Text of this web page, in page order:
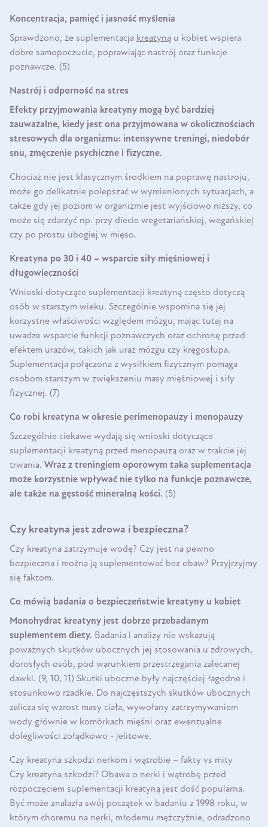
Koncentracja, pamięć i jasność myślenia
Sprawdzono, że suplementacja kreatyną u kobiet wspiera
dobre samopoczucie, poprawiając nastrój oraz funkcje
poznawcze. (5)
Nastrój i odporność na stres
Efekty przyjmowania kreatyny mogą być bardziej
zauważalne, kiedy jest ona przyjmowana w okolicznościach
stresowych dla organizmu: intensywne treningi, niedobór
snu, zmęczenie psychiczne i fizyczne.
Chociaż nie jest klasycznym środkiem na poprawę nastroju,
może go delikatnie polepszać w wymienionych sytuacjach, a
także gdy jej poziom w organizmie jest wyjściowo niższy, co
może się zdarzyć np. przy diecie wegetariańskiej, wegańskiej
czy po prostu ubogiej w mięso.
Kreatyna po 30 i 40 – wsparcie siły mięśniowej i
długowieczności
Wnioski dotyczące suplementacji kreatyną często dotyczą
osób w starszym wieku. Szczególnie wspomina się jej
korzystne właściwości względem mózgu, mając tutaj na
uwadze wsparcie funkcji poznawczych oraz ochronę przed
efektem urazów, takich jak uraz mózgu czy kręgosłupa.
Suplementacja połączona z wysiłkiem fizycznym pomaga
osobom starszym w zwiększeniu masy mięśniowej i siły
fizycznej. (7)
Co robi kreatyna w okresie perimenopauzy i menopauzy
Szczególnie ciekawe wydają się wnioski dotyczące
suplementacji kreatyną przed menopauzą oraz w trakcie jej
trwania. Wraz z treningiem oporowym taka suplementacja
może korzystnie wpływać nie tylko na funkcje poznawcze,
ale także na gęstość mineralną kości. (5)
Czy kreatyna jest zdrowa i bezpieczna?
Czy kreatyna zatrzymuje wodę? Czy jest na pewno
bezpieczna i można ją suplementować bez obaw? Przyjrzyjmy
się faktom.
Co mówią badania o bezpieczeństwie kreatyny u kobiet
Monohydrat kreatyny jest dobrze przebadanym
suplementem diety. Badania i analizy nie wskazują
poważnych skutków ubocznych jej stosowania u zdrowych,
dorosłych osób, pod warunkiem przestrzegania zalecanej
dawki. (9, 10, 11) Skutki uboczne były najczęściej łagodne i
stosunkowo rzadkie. Do najczęstszych skutków ubocznych
zalicza się wzrost masy ciała, wywołany zatrzymywaniem
wody głównie w komórkach mięśni oraz ewentualne
dolegliwości żołądkowo - jelitowe.
Czy kreatyna szkodzi nerkom i wątrobie – fakty vs mity
Czy kreatyna szkodzi? Obawa o nerki i wątrobę przed
rozpoczęciem suplementacji kreatyną jest dość popularna.
Być może znalazła swój początek w badaniu z 1998 roku, w
którym choremu na nerki, młodemu mężczyźnie, odradzono